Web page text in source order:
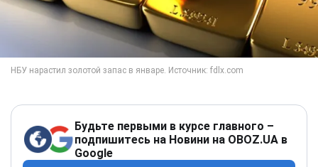
Будьте первыми в курсе главного –
подпишитесь на Новини на OBOZ.UA в
Google